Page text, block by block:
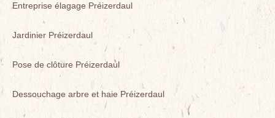
Entreprise élagage Préizerdaul
Jardinier Préizerdaul
Pose de clôture Préizerdaul
Dessouchage arbre et haie Préizerdaul